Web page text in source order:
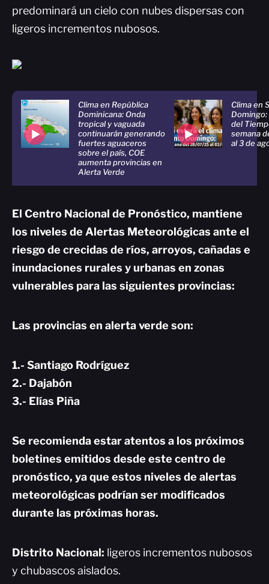
predominará un cielo con nubes dispersas con
ligeros incrementos nubosos.
Clima en República
Dominicana: Onda
tropical y vaguada
continuarán generando
fuertes aguaceros
sobre el país, COE
aumenta provincias en
Alerta Verde
Clima en
del
semana
al 3 de
El Centro Nacional de Pronóstico, mantiene
los niveles de Alertas Meteorológicas ante el
riesgo de crecidas de ríos, arroyos, cañadas e
inundaciones rurales y urbanas en zonas
vulnerables para las siguientes provincias:
Las provincias en alerta verde son:
1.- Santiago Rodríguez
2.- Dajabón
3.- Elías Piña
Se recomienda estar atentos a los próximos
boletines emitidos desde este centro de
pronóstico, ya que estos niveles de alertas
meteorológicas podrían ser modificados
durante las próximas horas.
Distrito Nacional: ligeros incrementos nubosos
y chubascos aislados.